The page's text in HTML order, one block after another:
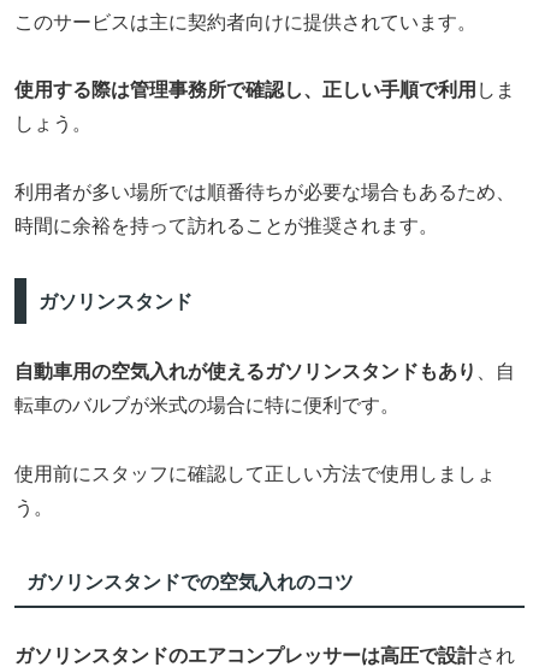
このサービスは主に契約者向けに提供されています。
使用する際は管理事務所で確認し、正しい手順で利用 しま
しょう。
利用者が多い場所では順番待ちが必要な場合もあるため、
時間に余裕を持って訪れることが推奨されます。
ガソリンスタンド
自動車用の空気入れが使えるガソリンスタンドもあり
、自
転車のバルブが米式の場合に特に便利です。
使用前にスタッフに確認して正しい方法で使用しましょ
う。
ガソリンスタンドでの空気入れのコツ
ガソリンスタンドのエアコンプレッサーは高圧で設計され